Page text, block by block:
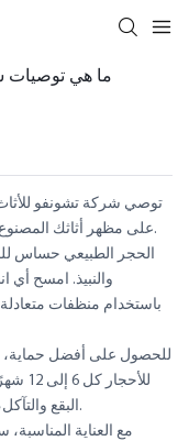
ما هي توصيات
توصي شركة تشونفو
على مظهر أثاثك المصنوع من الرخام الطبيعي والترافرتين جميلاً لسنوات.
الحجر الطبيعي حساس
والنبيذ. امسح أي
باستخدام منظفات
للحصول على أفضل حماية،
البقع والتآكل، مع الحفاظ على جمال الحجر الطبيعي وعروقه.
مع العناية